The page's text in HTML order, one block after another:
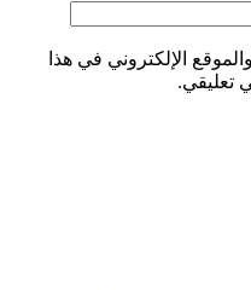
الإلكتروني في هذا
تعليقي.